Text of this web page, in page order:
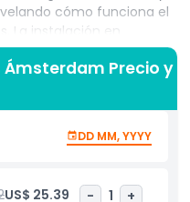
cómo funciona el
La instalación en
explora la conexión
y el bienestar, usando
para demostrar los
la circulación y la
exhibiciones
temáticos que
nutrición, ejercicio y
Ámsterdam Precio y
DD MM, YYYY
US$ 25.39 - 1 +